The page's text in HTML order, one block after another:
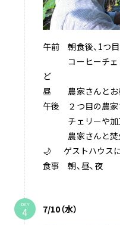
午前 朝食後、1つ
コーヒーチェリ
ど
昼 農家さんとお
午後 ２つ目の農家
チェリーや加
農家さんと焚
🌙 ゲストハウス
食事 朝、昼、夜
DAY 7/10（水）